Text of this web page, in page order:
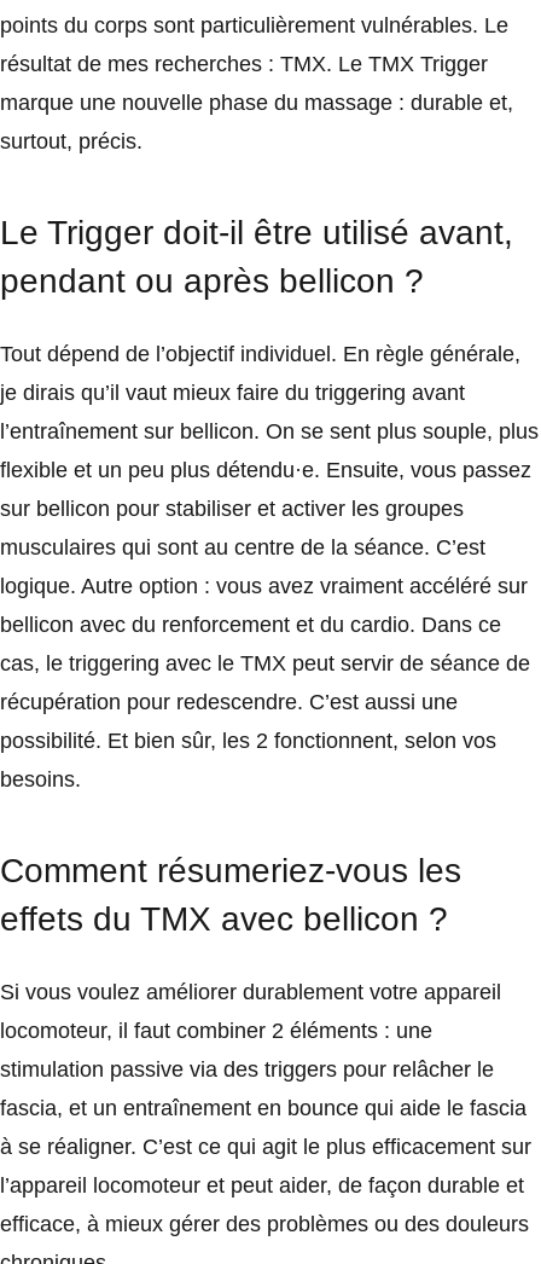
points du corps sont particulièrement vulnérables. Le
résultat de mes recherches : TMX. Le TMX Trigger
marque une nouvelle phase du massage : durable et,
surtout, précis.
Le Trigger doit-il être utilisé avant,
pendant ou après bellicon ?
Tout dépend de l’objectif individuel. En règle générale,
je dirais qu’il vaut mieux faire du triggering avant
l’entraînement sur bellicon. On se sent plus souple, plus
flexible et un peu plus détendu·e. Ensuite, vous passez
sur bellicon pour stabiliser et activer les groupes
musculaires qui sont au centre de la séance. C’est
logique. Autre option : vous avez vraiment accéléré sur
bellicon avec du renforcement et du cardio. Dans ce
cas, le triggering avec le TMX peut servir de séance de
récupération pour redescendre. C’est aussi une
possibilité. Et bien sûr, les 2 fonctionnent, selon vos
besoins.
Comment résumeriez-vous les
effets du TMX avec bellicon ?
Si vous voulez améliorer durablement votre appareil
locomoteur, il faut combiner 2 éléments : une
stimulation passive via des triggers pour relâcher le
fascia, et un entraînement en bounce qui aide le fascia
à se réaligner. C’est ce qui agit le plus efficacement sur
l’appareil locomoteur et peut aider, de façon durable et
efficace, à mieux gérer des problèmes ou des douleurs